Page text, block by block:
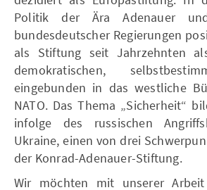
Politik der Ära Adenauer
bundesdeutscher Regierungen
als Stiftung seit Jahrzehnten
demokratischen,
eingebunden in das westliche
NATO. Das Thema „Sicherheit“
infolge des russischen
Ukraine, einen von drei
der Konrad-Adenauer-Stiftung.
Wir möchten mit unserer